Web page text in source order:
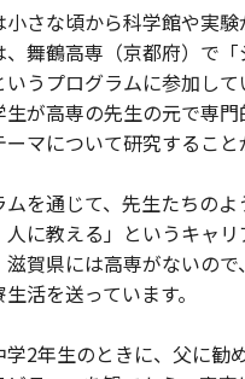
小さな頃から科学館や実験
舞鶴高専（京都府）で「
いうプログラムに参加し
生が高専の先生の元で専
マについて研究すること
ムを通じて、先生たちの
人に教える」というキャ
賀県には高専がないの
活を送っています。
学2年生のときに、父に勧